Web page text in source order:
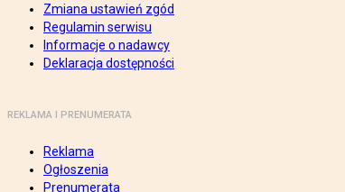
Zmiana ustawień zgód
Regulamin serwisu
Informacje o nadawcy
Deklaracja dostępności
REKLAMA I PRENUMERATA
Reklama
Ogłoszenia
Prenumerata